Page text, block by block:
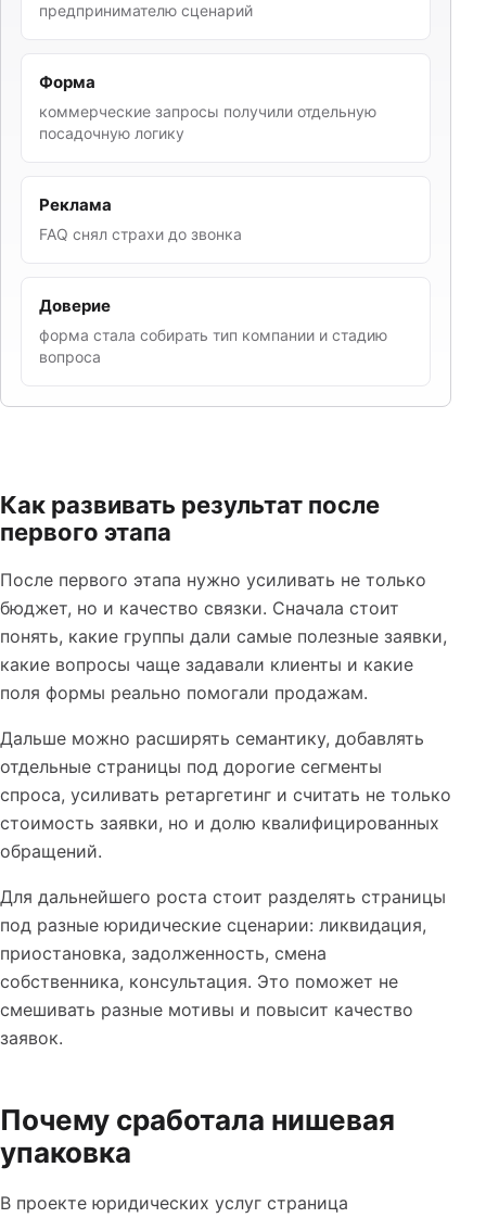
предпринимателю сценарий
Форма
коммерческие запросы получили отдельную
посадочную логику
Реклама
FAQ снял страхи до звонка
Доверие
форма стала собирать тип компании и стадию
вопроса
Как развивать результат после
первого этапа
После первого этапа нужно усиливать не только
бюджет, но и качество связки. Сначала стоит
понять, какие группы дали самые полезные заявки,
какие вопросы чаще задавали клиенты и какие
поля формы реально помогали продажам.
Дальше можно расширять семантику, добавлять
отдельные страницы под дорогие сегменты
спроса, усиливать ретаргетинг и считать не только
стоимость заявки, но и долю квалифицированных
обращений.
Для дальнейшего роста стоит разделять страницы
под разные юридические сценарии: ликвидация,
приостановка, задолженность, смена
собственника, консультация. Это поможет не
смешивать разные мотивы и повысит качество
заявок.
Почему сработала нишевая
упаковка
В проекте юридических услуг страница